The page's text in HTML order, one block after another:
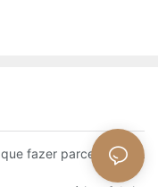
de relógios OEM
fazer parceria com